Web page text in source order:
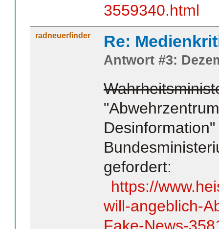
3559340.html
radneuerfinder Re:
Antwort #3:
gefordert:
https://
will-angeblich-